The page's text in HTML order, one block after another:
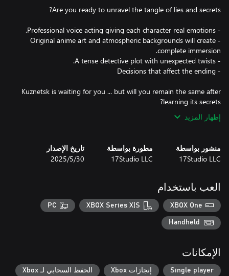
- Original anime art and atmospheric backgrounds will create
Kuznetsk is waiting for you ... but will you remain the same after
learning its secrets?
إظهار المزيد
منشور بواسطة
17Studio LLC
مطورة بواسطة
17Studio LLC
تاريخ الإصدار
30‏/5‏/2025
العب باستخدام
XBOX One
XBOX Series X|S
PC
Handheld
الإمكانات
Single player إنجازات Xbox الحفظ السحابي لـ Xbox